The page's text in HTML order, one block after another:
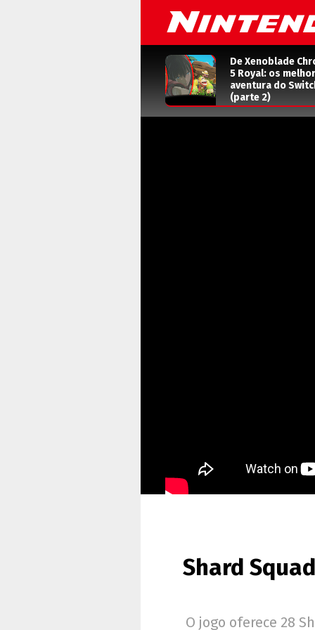
De Xenoblade
5 Royal: os
aventura do
(parte 2)
Shard
O jogo oferece 28